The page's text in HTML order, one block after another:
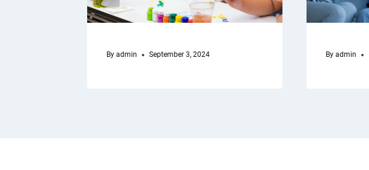
By admin September 3, 2024 By admin